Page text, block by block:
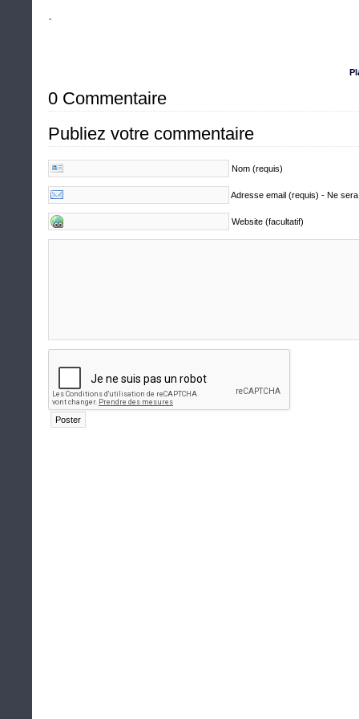
.
0 Commentaire
Publiez votre commentaire
Nom (requis)
Adresse email (requis) - Ne
Website (facultatif)